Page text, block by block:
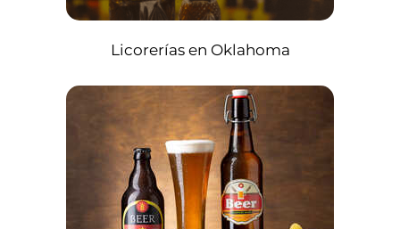
Licorerías en Oklahoma